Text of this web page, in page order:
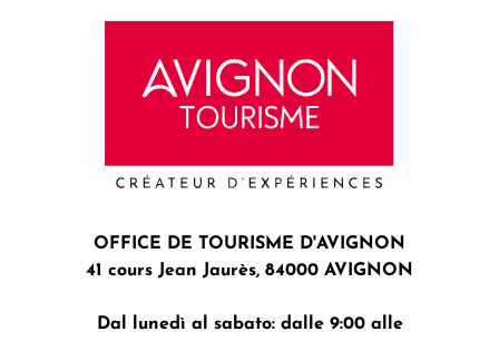
OFFICE DE TOURISME D'AVIGNON
41 cours Jean Jaurès, 84000 AVIGNON
Dal lunedì al sabato: dalle 9:00 alle